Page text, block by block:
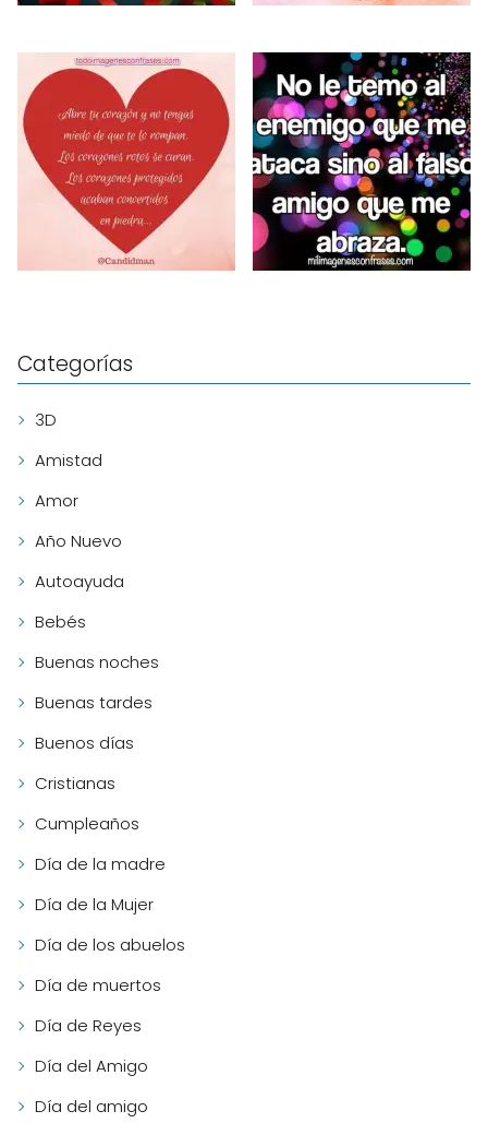
Categorías
3D
Amistad
Amor
Año Nuevo
Autoayuda
Bebés
Buenas noches
Buenas tardes
Buenos días
Cristianas
Cumpleaños
Día de la madre
Día de la Mujer
Día de los abuelos
Día de muertos
Día de Reyes
Día del Amigo
Día del amigo